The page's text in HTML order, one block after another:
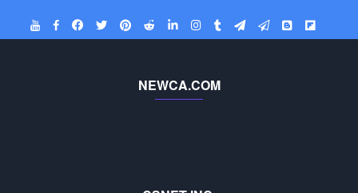
NEWCA.COM